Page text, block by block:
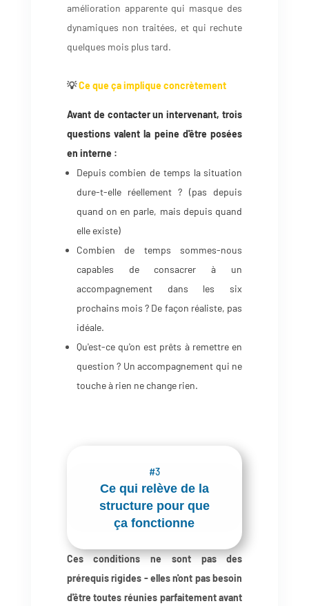
amélioration apparente qui masque des
dynamiques non traitées, et qui rechute
quelques mois plus tard.
💡Ce que ça implique concrètement
Avant de contacter un intervenant, trois
questions valent la peine d'être posées
en interne :
Depuis combien de temps la situation
dure-t-elle réellement ? (pas depuis
quand on en parle, mais depuis quand
elle existe)
Combien de temps sommes-nous
capables de consacrer à un
accompagnement dans les six
prochains mois ? De façon réaliste, pas
idéale.
Qu'est-ce qu'on est prêts à remettre en
question ? Un accompagnement qui ne
touche à rien ne change rien.
#3
Ce qui relève de la
structure pour que
ça fonctionne
Ces conditions ne sont pas des
prérequis rigides - elles n'ont pas besoin
d'être toutes réunies parfaitement avant